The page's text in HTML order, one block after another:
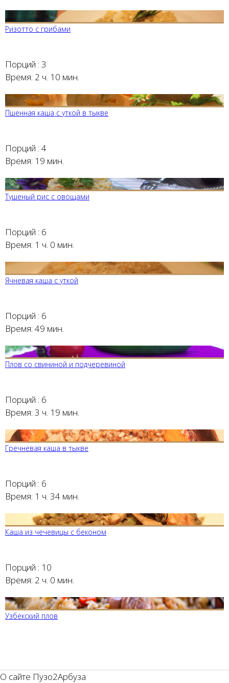
Ризотто с грибами
Порций : 3
Время: 2 ч. 10 мин.
Пшенная каша с уткой в тыкве
Порций : 4
Время: 19 мин.
Тушеный рис с овощами
Порций : 6
Время: 1 ч. 0 мин.
Ячневая каша с уткой
Порций : 6
Время: 49 мин.
Плов со свининой и подчеревиной
Порций : 6
Время: 3 ч. 19 мин.
Гречневая каша в тыкве
Порций : 6
Время: 1 ч. 34 мин.
Каша из чечевицы с беконом
Порций : 10
Время: 2 ч. 0 мин.
Узбекский плов
О сайте Пузо2Арбуза